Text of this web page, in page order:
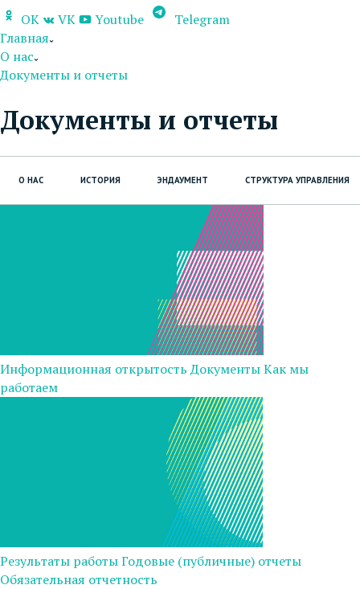
OK
VK Youtube
Telegram
Главная
О нас
Документы и отчеты
Документы и отчеты
О НАС ИСТОРИЯ ЭНДАУМЕНТ СТРУКТУРА УПРАВЛЕНИЯ
Информационная открытость ДокументыКак мы
работаем
Результаты работыГодовые (публичные) отчеты
Обязательная отчетность